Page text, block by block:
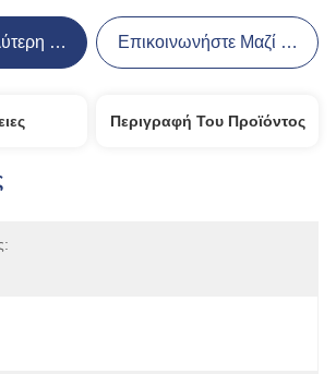
Τιμή Επικοινωνήστε Μαζί Μας
Περιγραφή Του Προϊόντος